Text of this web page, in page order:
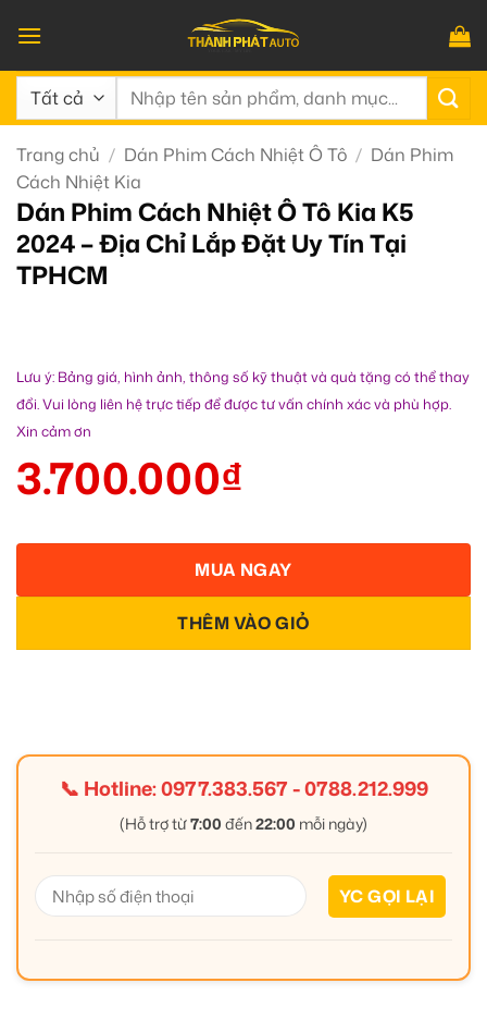
qua
nội
dung
Tìm
Trang chủ / Dán Phim Cách Nhiệt Ô Tô / Dán Phim
Cách Nhiệt Kia
Dán Phim Cách Nhiệt Ô Tô Kia K5
2024 – Địa Chỉ Lắp Đặt Uy Tín Tại
TPHCM
Lưu ý: Bảng giá, hình ảnh, thông số kỹ thuật và quà tặng có thể thay
đổi. Vui lòng liên hệ trực tiếp để được tư vấn chính xác và phù hợp.
Xin cảm ơn
3.700.000₫
THÊM VÀO GIỎ
MUA NGAY
📞 Hotline:0977.383.567-0788.212.999
(Hỗ trợ từ7:00 đến22:00 mỗi ngày)